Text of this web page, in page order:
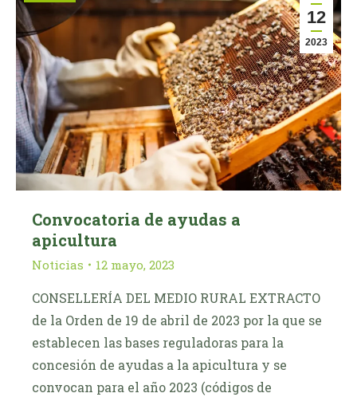
12
2023
Convocatoria de ayudas a
apicultura
Noticias 12 mayo, 2023
CONSELLERÍA DEL MEDIO RURAL EXTRACTO
de la Orden de 19 de abril de 2023 por la que se
establecen las bases reguladoras para la
concesión de ayudas a la apicultura y se
convocan para el año 2023 (códigos de